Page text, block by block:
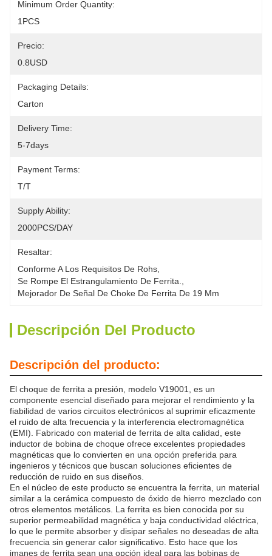
Minimum Order Quantity:
1PCS
Precio:
0.8USD
Packaging Details:
Carton
Delivery Time:
5-7days
Payment Terms:
T/T
Supply Ability:
2000PCS/DAY
Resaltar:
Conforme A Los Requisitos De Rohs
Se Rompe El Estrangulamiento De Ferrita.
Mejorador De Señal De Choke De Ferrita De 19 Mm
Descripción Del Producto
Descripción del producto:
El choque de ferrita a presión, modelo V19001, es un
componente esencial diseñado para mejorar el rendimiento y la
fiabilidad de varios circuitos electrónicos al suprimir eficazmente
el ruido de alta frecuencia y la interferencia electromagnética
(EMI). Fabricado con material de ferrita de alta calidad, este
inductor de bobina de choque ofrece excelentes propiedades
magnéticas que lo convierten en una opción preferida para
ingenieros y técnicos que buscan soluciones eficientes de
reducción de ruido en sus diseños.
En el núcleo de este producto se encuentra la ferrita, un material
similar a la cerámica compuesto de óxido de hierro mezclado con
otros elementos metálicos. La ferrita es bien conocida por su
superior permeabilidad magnética y baja conductividad eléctrica,
lo que le permite absorber y disipar señales no deseadas de alta
frecuencia sin generar calor significativo. Esto hace que los
imanes de ferrita sean una opción ideal para las bobinas de